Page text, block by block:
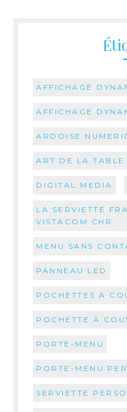
AFFICHAGE
AFFICHAGE
ARDOISE
ART DE LA TABLE
DIGITAL MEDIA
LA SERVIETTE
VISTACOM CHR
MENU SANS
PANNEAU LED
POCHETTES À
POCHETTE À
PORTE-MENU
PORTE-MENU
SERVIETTE